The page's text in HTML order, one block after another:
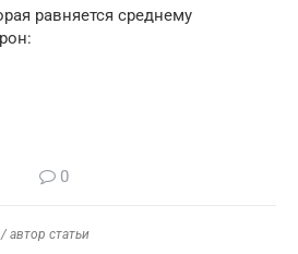
равняется среднему
0
/ автор статьи